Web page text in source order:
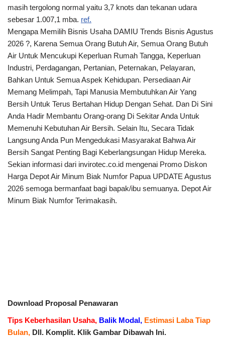
masih tergolong normal yaitu 3,7 knots dan tekanan udara
sebesar 1.007,1 mba. ref.
Mengapa Memilih Bisnis Usaha DAMIU Trends Bisnis Agustus
2026 ?, Karena Semua Orang Butuh Air, Semua Orang Butuh
Air Untuk Mencukupi Keperluan Rumah Tangga, Keperluan
Industri, Perdagangan, Pertanian, Peternakan, Pelayaran,
Bahkan Untuk Semua Aspek Kehidupan. Persediaan Air
Memang Melimpah, Tapi Manusia Membutuhkan Air Yang
Bersih Untuk Terus Bertahan Hidup Dengan Sehat. Dan Di Sini
Anda Hadir Membantu Orang-orang Di Sekitar Anda Untuk
Memenuhi Kebutuhan Air Bersih. Selain Itu, Secara Tidak
Langsung Anda Pun Mengedukasi Masyarakat Bahwa Air
Bersih Sangat Penting Bagi Keberlangsungan Hidup Mereka.
Sekian informasi dari invirotec.co.id mengenai Promo Diskon
Harga Depot Air Minum Biak Numfor Papua UPDATE Agustus
2026 semoga bermanfaat bagi bapak/ibu semuanya. Depot Air
Minum Biak Numfor Terimakasih.
Download Proposal Penawaran
Tips Keberhasilan Usaha, Balik Modal, Estimasi Laba Tiap
Bulan, Dll. Komplit. Klik Gambar Dibawah Ini.